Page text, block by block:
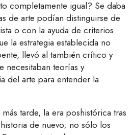
completamente igual? Se daba
de arte podían distinguirse de
o con la ayuda de criterios
la estrategia establecida no
llevó al también crítico y
necesitaban teorías y
del arte para entender la
tarde, la era poshistórica tras
de nuevo; no sólo los